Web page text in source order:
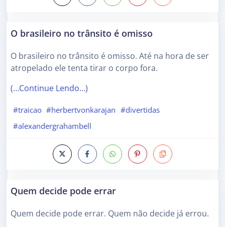
O brasileiro no trânsito é omisso
O brasileiro no trânsito é omisso. Até na hora de ser
atropelado ele tenta tirar o corpo fora.
(…Continue Lendo…)
#traicao #herbertvonkarajan #divertidas
#alexandergrahambell
Quem decide pode errar
Quem decide pode errar. Quem não decide já errou.